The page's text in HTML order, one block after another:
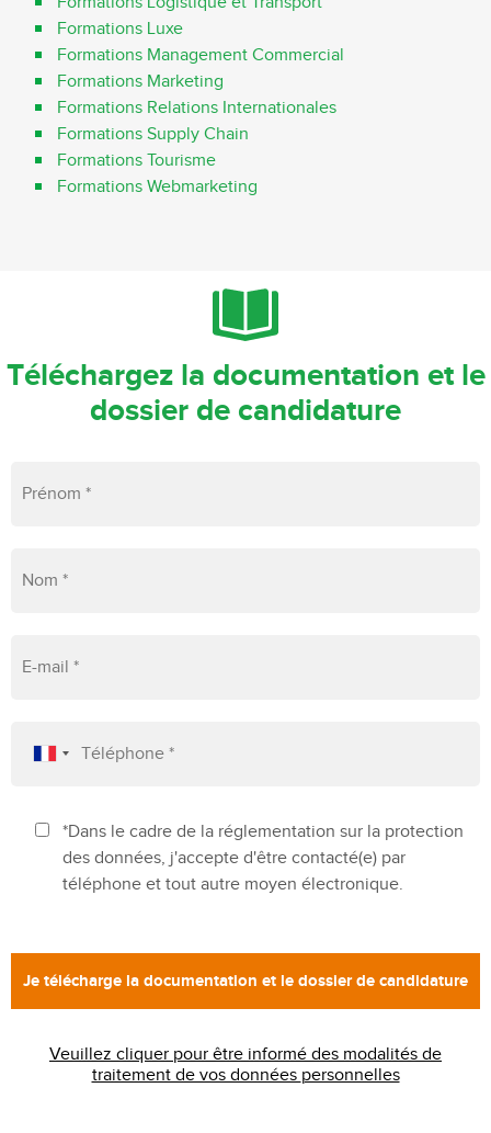
Formations Luxe
Formations Management Commercial
Formations Marketing
Formations Relations Internationales
Formations Supply Chain
Formations Tourisme
Formations Webmarketing
Téléchargez la documentation et le
dossier de candidature
*Dans le cadre de la réglementation sur la protection
des données, j'accepte d'être contacté(e) par
téléphone et tout autre moyen électronique.
Veuillez cliquer pour être informé des modalités de
traitement de vos données personnelles